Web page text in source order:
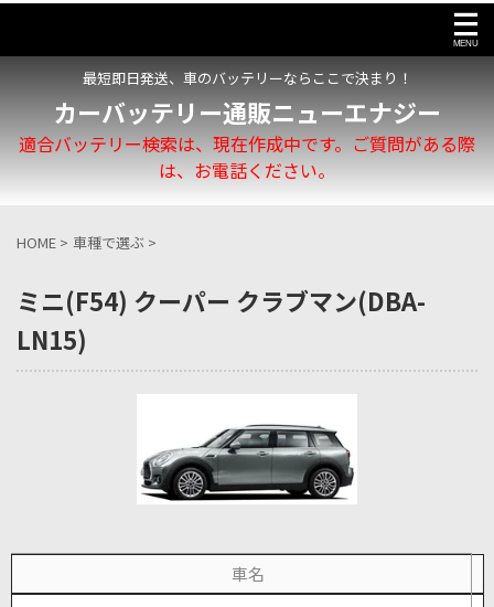
最短即日発送、車のバッテリーならここで決まり！
カーバッテリー通販ニューエナジー
適合バッテリー検索は、現在作成中です。ご質問がある際
は、お電話ください。
HOME > 車種で選ぶ >
ミニ(F54) クーパー クラブマン(DBA-
LN15)
車名